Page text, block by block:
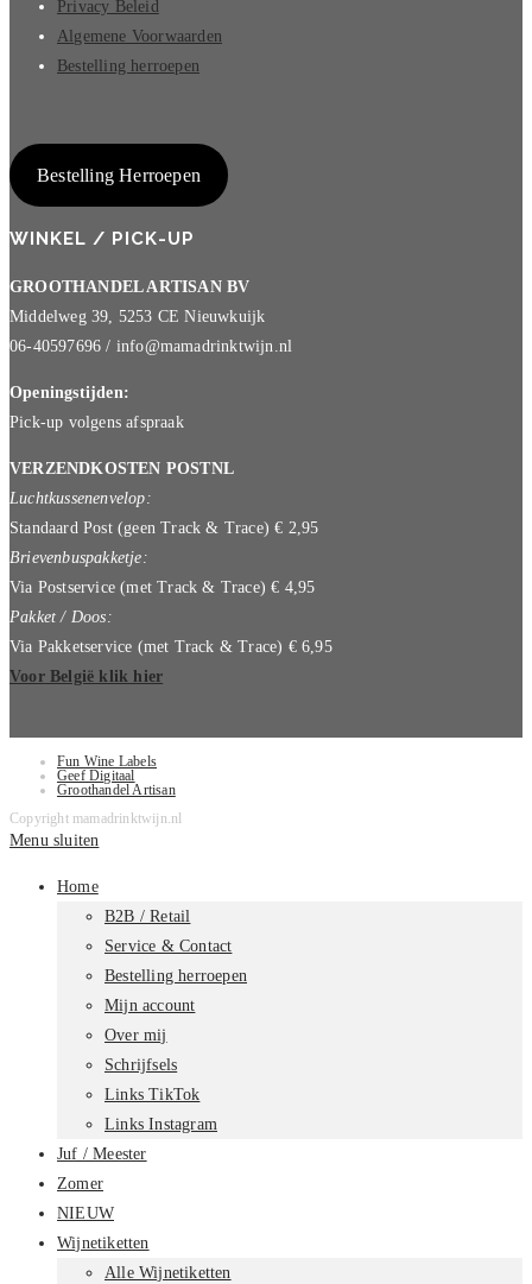
Privacy Beleid
Algemene Voorwaarden
Bestelling herroepen
Bestelling Herroepen
WINKEL / PICK-UP
GROOTHANDEL ARTISAN BV
Middelweg 39, 5253 CE Nieuwkuijk
06-40597696 / info@mamadrinktwijn.nl
Openingstijden:
Pick-up volgens afspraak
VERZENDKOSTEN POSTNL
Luchtkussenenvelop:
Standaard Post (geen Track & Trace) € 2,95
Brievenbuspakketje:
Via Postservice (met Track & Trace) € 4,95
Pakket / Doos:
Via Pakketservice (met Track & Trace) € 6,95
Voor België klik hier
Fun Wine Labels
Geef Digitaal
Groothandel Artisan
Copyright mamadrinktwijn.nl
Menu sluiten
Home
B2B / Retail
Service & Contact
Bestelling herroepen
Mijn account
Over mij
Schrijfsels
Links TikTok
Links Instagram
Juf / Meester
Zomer
NIEUW
Wijnetiketten
Alle Wijnetiketten